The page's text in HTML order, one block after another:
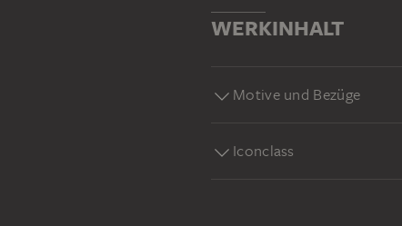
WERKINHALT
Motive und Bezüge
Iconclass